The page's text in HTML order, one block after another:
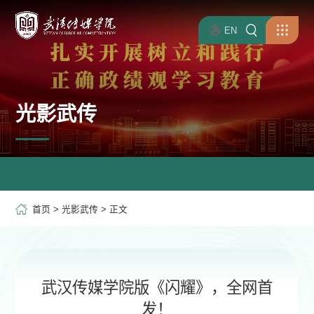
EN
光影武传
首页 >光影武传 > 正文
武汉传媒学院版《闪耀》，全网首
发！